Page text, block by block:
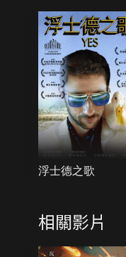
浮士德之歌
相關影片